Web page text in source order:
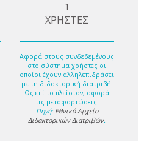
1
ΧΡΗΣΤΕΣ
Αφορά στους συνδεδεμένους
στο σύστημα χρήστες οι
οποίοι έχουν αλληλεπιδράσει
με τη διδακτορική διατριβή.
Ως επί το πλείστον, αφορά
τις μεταφορτώσεις.
Πηγή: Εθνικό Αρχείο
Διδακτορικών Διατριβών.